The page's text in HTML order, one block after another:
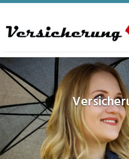
to
content